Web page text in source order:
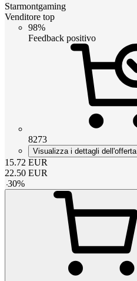
Starmontgaming
Venditore top
98%
Feedback positivo
8273
Visualizza i dettagli dell'offerta
15.72 EUR
22.50 EUR
-30%